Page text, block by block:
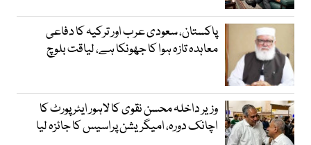
پاکستان، سعودی عرب اور ترکیہ کا دفاعی
معاہدہ تازہ ہوا کا جھونکا ہے، لیاقت بلوچ
وزیر داخلہ محسن نقوی کا لاہور ایئر پورٹ کا
اچانک دورہ، امیگریشن پراسیس کا جائزہ لیا